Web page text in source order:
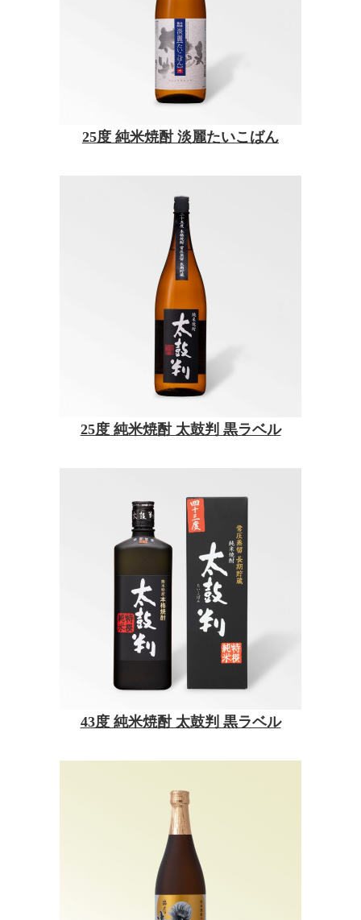
25度 純米焼酎 淡麗たいこばん
25度 純米焼酎 太鼓判 黒ラベル
43度 純米焼酎 太鼓判 黒ラベル